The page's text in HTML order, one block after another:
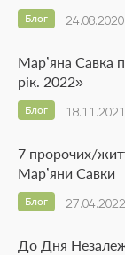
24.08.2020
Блог
Мар’яна Савка
рік. 2022»
18.11.2021
Блог
7 пророчих/
Мар’яни Савки
27.04.2022
Блог
До Дня